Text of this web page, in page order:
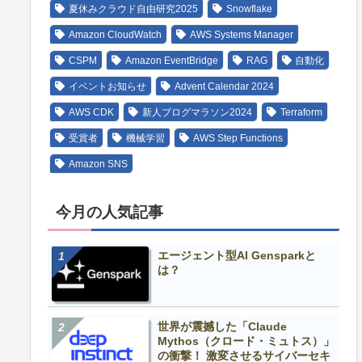
夏休みクラウド自由研究2025 Snowflake
Amazon CloudWatch AWS Systems Manager
CSPM Amazon EventBridge RAG 自動化
イベントお知らせ Advent Calendar 2024
AWS CDK 新人ブログマラソン2024 Terraform
受賞者 機械学習 AWS Step Functions
Amazon SNS
今月の人気記事
エージェント型AI Gensparkと
は？
世界が震撼した「Claude
Mythos（クロード・ミュトス）」
の衝撃！ 激変させるサイバーセキ